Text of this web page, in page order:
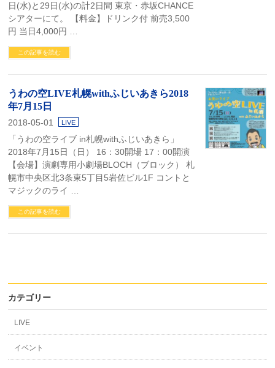
日(水)と29日(水)の計2日間 東京・赤坂CHANCE
シアターにて。 【料金】ドリンク付 前売3,500
円 当日4,000円 …
この記事を読む
うわの空LIVE札幌withふじいあきら2018
年7月15日
2018-05-01 LIVE
「うわの空ライブ in札幌withふじいあきら」
2018年7月15日（日） 16：30開場 17：00開演
【会場】演劇専用小劇場BLOCH（ブロック） 札
幌市中央区北3条東5丁目5岩佐ビル1F コントと
マジックのライ …
この記事を読む
カテゴリー
LIVE
イベント